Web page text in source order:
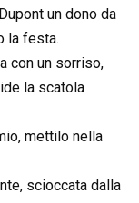
un dono da
la festa.
con un sorriso,
la scatola
mettilo nella
scioccata dalla